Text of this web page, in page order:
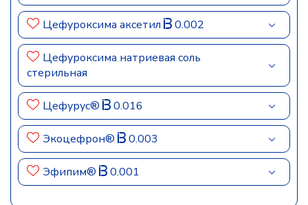
Цефуроксима аксетил 0.002
Цефуроксима натриевая соль
стерильная
Цефурус® 0.016
Экоцефрон® 0.003
Эфипим® 0.001